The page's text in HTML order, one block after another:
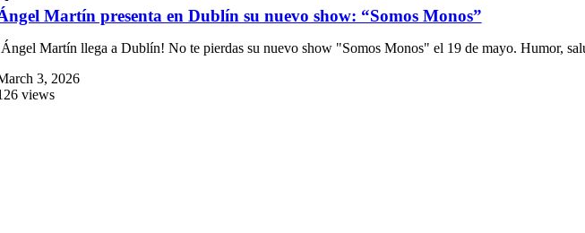
Martín presenta en Dublín su nuevo show: “Somos Monos”
Martín llega a Dublín! No te pierdas su nuevo show "Somos Monos" el 19 de mayo. Humor,
3, 2026
views